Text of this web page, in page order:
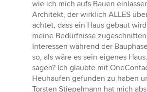
wie ich mich aufs Bauen
Architekt, der wirklich ALLES
achtet, dass ein Haus gebaut
meine Bedürfnisse
Interessen während der
so, als wäre es sein eigenes
sagen? Ich glaubte mit
Heuhaufen gefunden zu haben
Torsten Stiepelmann hat mich